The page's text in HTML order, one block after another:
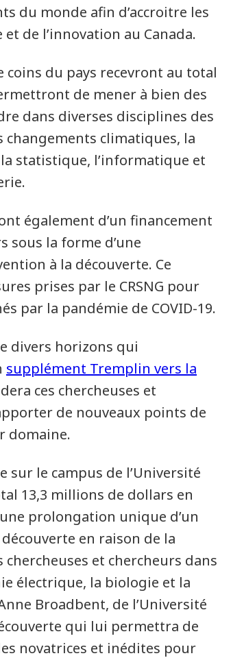
du monde afin d’accroitre les
de l’innovation au Canada.
coins du pays recevront au total
de mener à bien des
dans diverses disciplines des
changements climatiques, la
statistique, l’informatique et
également d’un financement
sous la forme d’une
à la découverte. Ce
prises par le CRSNG pour
par la pandémie de COVID-19.
divers horizons qui
supplément Tremplin vers la
ces chercheuses et
de nouveaux points de
domaine.
sur le campus de l’Université
13,3 millions de dollars en
prolongation unique d’un
en raison de la
chercheuses et chercheurs dans
électrique, la biologie et la
Broadbent, de l’Université
qui lui permettra de
novatrices et inédites pour